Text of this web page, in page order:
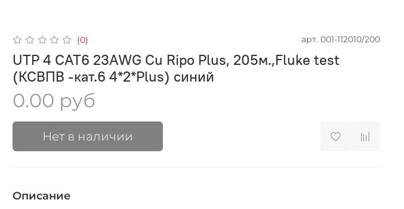
(0) арт. 001-112010/200
UTP 4 CAT6 23AWG Cu Ripo Plus, 205м.,Fluke test
(КСВПВ -кат.6 4*2*Plus) синий
0.00 руб
Нет в наличии
Описание